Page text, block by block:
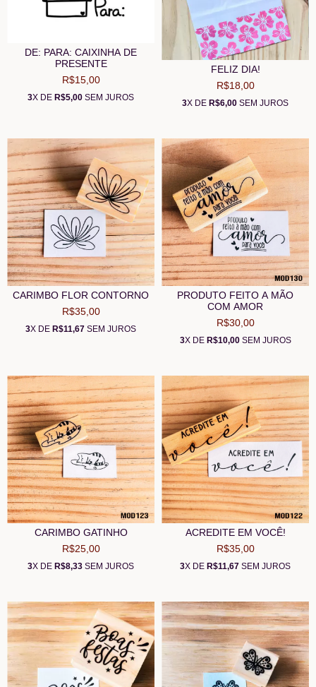
DE: PARA: CAIXINHA DE
PRESENTE
R$15,00
3X DE R$5,00 SEM JUROS
FELIZ DIA!
R$18,00
3X DE R$6,00 SEM JUROS
CARIMBO FLOR CONTORNO
R$35,00
3X DE R$11,67 SEM JUROS
PRODUTO FEITO A MÃO
COM AMOR
R$30,00
3X DE R$10,00SEM JUROS
CARIMBO GATINHO
R$25,00
3X DE R$8,33 SEM JUROS
ACREDITE EM VOCÊ!
R$35,00
3X DE R$11,67 SEM JUROS